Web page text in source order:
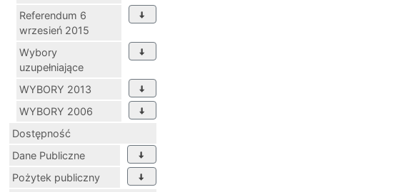
Referendum 6
wrzesień 2015
Wybory
uzupełniające
WYBORY 2013
WYBORY 2006
Dostępność
Dane Publiczne
Pożytek publiczny